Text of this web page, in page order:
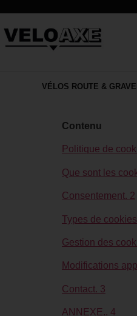
VÉLOS ROUTE &
Contenu
Politique de
Que sont les
Consentement. 2
Types de
Gestion des
Modifications
Contact. 3
ANNEXE.. 4